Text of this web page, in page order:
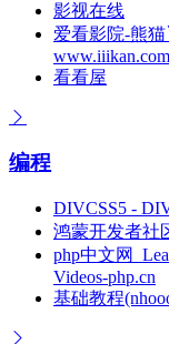
影视在线
爱看影院-熊
www.iiikan.com
看看屋
编程
DIVCSS5 -
鸿蒙开发者社
php中文网
Videos-php.cn
基础教程